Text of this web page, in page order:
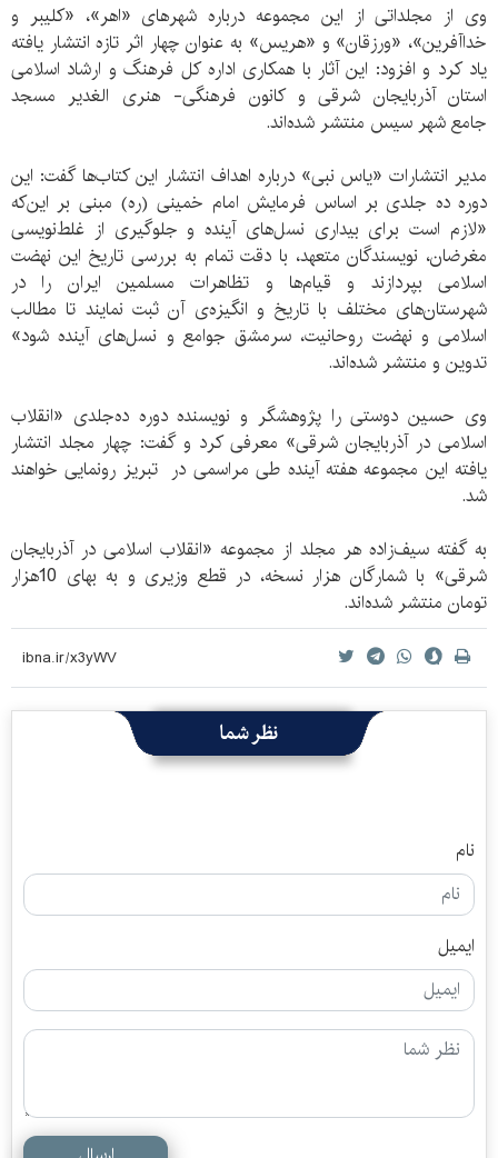
وی از مجلداتی‌ از این مجموعه درباره شهر‌های «اهر»، «کلیبر و
خداآفرین»، «ورزقان» و «هریس» به عنوان چهار اثر تازه انتشار یافته
یاد کرد و افزود: این آثار با همکاری اداره کل فرهنگ و ارشاد اسلامی
استان آذربایجان شرقی و کانون فرهنگی- هنری الغدیر مسجد
جامع شهر سیس منتشر شده‌اند.
مدیر انتشارات «یاس نبی» درباره اهداف انتشار این کتاب‌ها گفت: این
دوره ده جلدی بر اساس فرمایش امام خمینی (ره) مبنی بر این‌که
«لازم است برای بیداری نسل‌های آینده و جلوگیری از غلط‌نویسی
مغرضان، نویسندگان متعهد، با دقت تمام به بررسی تاریخ این نهضت
اسلامی بپردازند و قیام‌ها و تظاهرات مسلمین ایران را در
شهرستان‌های مختلف با تاریخ و انگیزه‌‌ی آن ثبت نمایند تا مطالب
اسلامی و نهضت روحانیت، سرمشق جوامع و نسل‌های آینده شود»
تدوین و منتشر شده‌اند.
وی حسین دوستی را پژوهشگر و نویسنده دوره ده‌جلدی «انقلاب
اسلامی در آذربایجان شرقی» معرفی کرد و گفت: چهار مجلد انتشار
یافته این مجموعه هفته آینده طی مراسمی در تبریز رونمایی خواهند
شد.
به گفته سیف‌زاده هر مجلد از مجموعه «انقلاب اسلامی در آذربایجان
شرقی» با شمارگان هزار نسخه، در قطع وزیری و به بهای 10‌هزار
تومان منتشر شده‌اند.
نظر شما
نام
ایمیل